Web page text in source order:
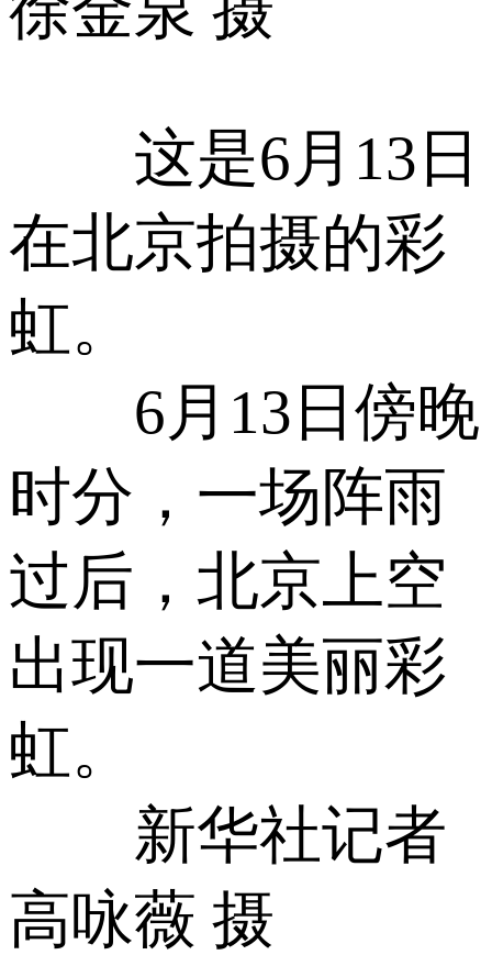
这是6月13日
在北京拍摄的彩
虹。
6月13日傍晚
时分，一场阵雨
过后，北京上空
出现一道美丽彩
虹。
新华社记者
高咏薇 摄